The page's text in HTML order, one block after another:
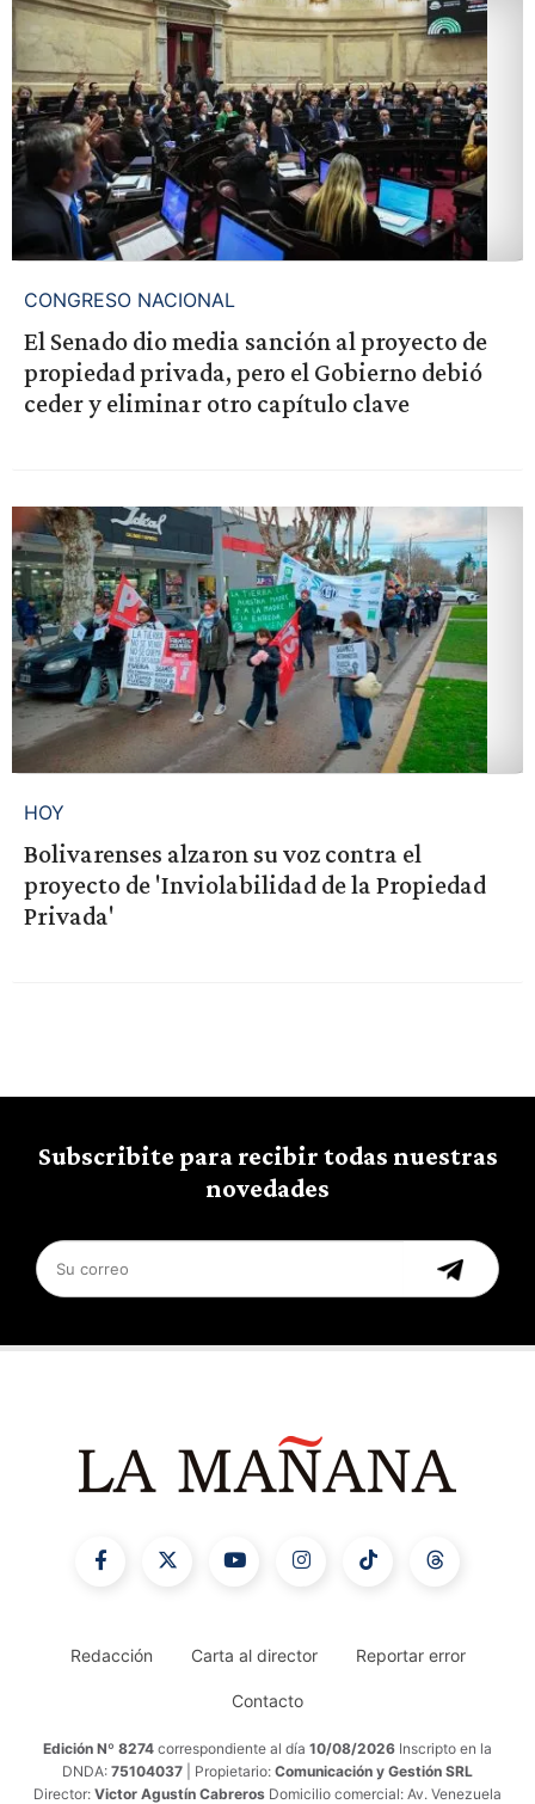
CONGRESO NACIONAL
El Senado dio media sanción al proyecto de
propiedad privada, pero el Gobierno debió
ceder y eliminar otro capítulo clave
HOY
Bolivarenses alzaron su voz contra el
proyecto de 'Inviolabilidad de la Propiedad
Privada'
Subscribite para recibir todas nuestras
novedades
Redacción Carta al director Reportar error
Contacto
Edición Nº 8274 correspondiente al día 10/08/2026 Inscripto en la
DNDA: 75104037 | Propietario: Comunicación y Gestión SRL
Director: Victor Agustín Cabreros Domicilio comercial: Av. Venezuela